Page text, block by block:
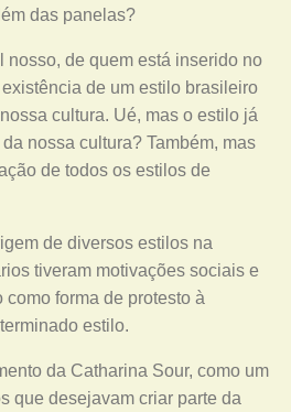
das panelas?
nosso, de quem está inserido no
de um estilo brasileiro
cultura. Ué, mas o estilo já
nossa cultura? Também, mas
de todos os estilos de
de diversos estilos na
tiveram motivações sociais e
forma de protesto à
estilo.
da Catharina Sour, como um
que desejavam criar parte da